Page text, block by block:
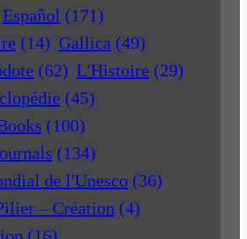
Español (171)
(14) Gallica (49)
(62) L'Histoire (29)
(45)
(100)
(134)
de l'Unesco (36)
– Création (4)